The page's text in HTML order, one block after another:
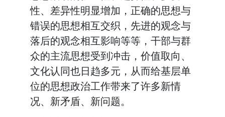
性、差异性明显增加，正确的思想与
错误的思想相互交织，先进的观念与
落后的观念相互影响等等，干部与群
众的主流思想受到冲击，价值取向、
文化认同也日趋多元，从而给基层单
位的思想政治工作带来了许多新情
况、新矛盾、新问题。